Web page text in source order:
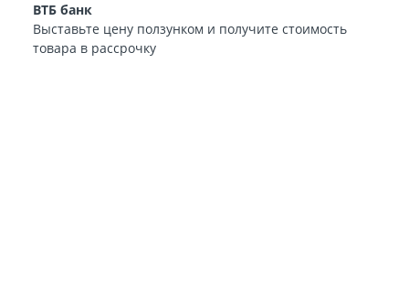
ВТБ банк
Выставьте цену ползунком и получите стоимость
товара в рассрочку